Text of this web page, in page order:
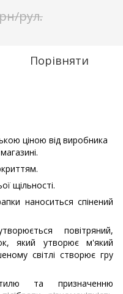
рул.
Порівняти
ціною від виробника
щільності.
наноситься спінений
повітряний,
який утворює м'який
світлі створює гру
та призначенню